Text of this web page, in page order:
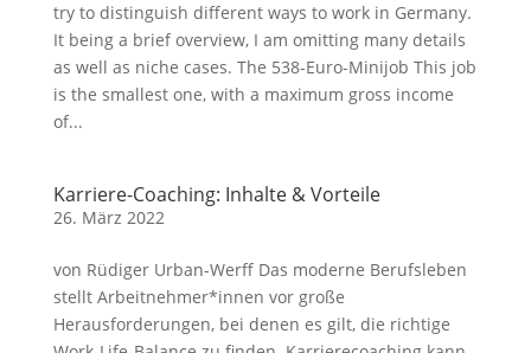
try to distinguish different ways to work in Germany.
It being a brief overview, I am omitting many details
as well as niche cases. The 538-Euro-Minijob This job
is the smallest one, with a maximum gross income
of...
Karriere-Coaching: Inhalte & Vorteile
26. März 2022
von Rüdiger Urban-Werff Das moderne Berufsleben
stellt Arbeitnehmer*innen vor große
Herausforderungen, bei denen es gilt, die richtige